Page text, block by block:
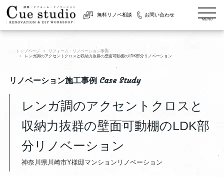
無料リノベ相談 お問い合わせ
MENU
トップページ
リフォーム・リノベーション事例
レンガ調のアクセントクロスと収納力抜群の壁面可動棚のLDK部分リノベーション
リノベーション施工事例 Case Study
レンガ調のアクセントクロスと
収納力抜群の壁面可動棚のLDK部
分リノベーション
神奈川県川崎市Y様邸マンションリノベーション